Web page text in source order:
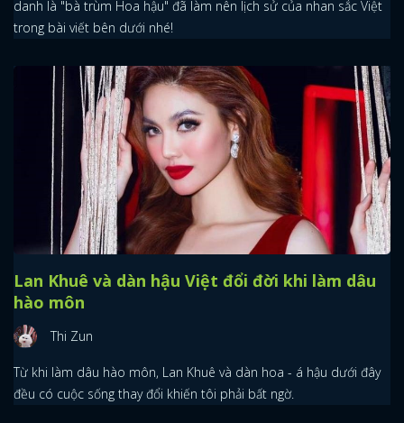
danh là "bà trùm Hoa hậu" đã làm nên lịch sử của nhan sắc Việt
trong bài viết bên dưới nhé!
Lan Khuê và dàn hậu Việt đổi đời khi làm dâu
hào môn
Thi Zun
Từ khi làm dâu hào môn, Lan Khuê và dàn hoa - á hậu dưới đây
đều có cuộc sống thay đổi khiến tôi phải bất ngờ.